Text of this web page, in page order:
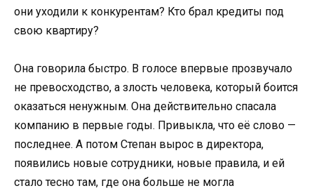
они уходили к конкурентам? Кто брал кредиты под
свою квартиру?
Она говорила быстро. В голосе впервые прозвучало
не превосходство, а злость человека, который боится
оказаться ненужным. Она действительно спасала
компанию в первые годы. Привыкла, что её слово —
последнее. А потом Степан вырос в директора,
появились новые сотрудники, новые правила, и ей
стало тесно там, где она больше не могла